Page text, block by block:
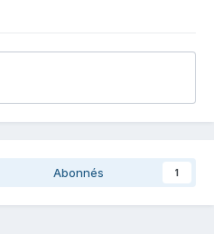
Abonnés 1